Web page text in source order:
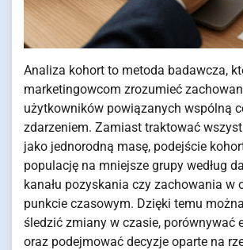
Analiza kohort to metoda badawcza,
marketingowcom zrozumieć
użytkowników powiązanych wspólną
zdarzeniem. Zamiast traktować
jako jednorodną masę, podejście
populację na mniejsze grupy według
kanału pozyskania czy zachowania w
punkcie czasowym. Dzięki temu
śledzić zmiany w czasie, porównywać
oraz podejmować decyzje oparte na